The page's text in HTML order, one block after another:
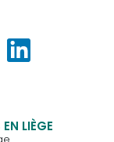
LIÈGE